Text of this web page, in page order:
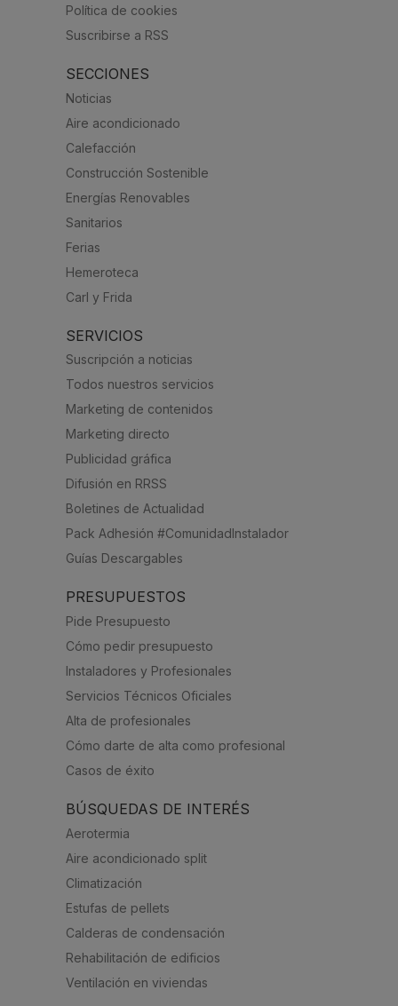
Política de cookies
Suscribirse a RSS
SECCIONES
Noticias
Aire acondicionado
Calefacción
Construcción Sostenible
Energías Renovables
Sanitarios
Ferias
Hemeroteca
Carl y Frida
SERVICIOS
Suscripción a noticias
Todos nuestros servicios
Marketing de contenidos
Marketing directo
Publicidad gráfica
Difusión en RRSS
Boletines de Actualidad
Pack Adhesión #ComunidadInstalador
Guías Descargables
PRESUPUESTOS
Pide Presupuesto
Cómo pedir presupuesto
Instaladores y Profesionales
Servicios Técnicos Oficiales
Alta de profesionales
Cómo darte de alta como profesional
Casos de éxito
BÚSQUEDAS DE INTERÉS
Aerotermia
Aire acondicionado split
Climatización
Estufas de pellets
Calderas de condensación
Rehabilitación de edificios
Ventilación en viviendas